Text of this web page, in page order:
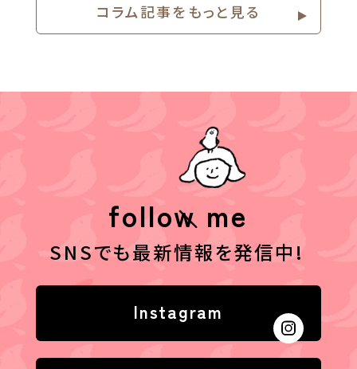
コラム記事をもっと⾒る
follow me
SNSでも最新情報を発信中!
Instagram